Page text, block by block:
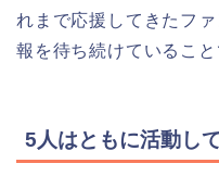
れまで応援してきたフ
報を待ち続けていること
5人はともに活動し